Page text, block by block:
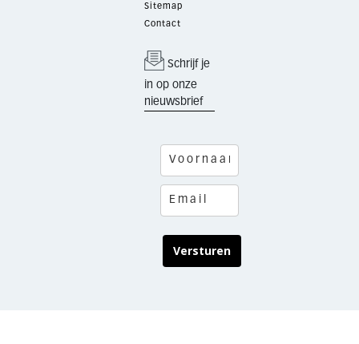
Sitemap
Contact
Schrijf je
in op onze
nieuwsbrief
Versturen